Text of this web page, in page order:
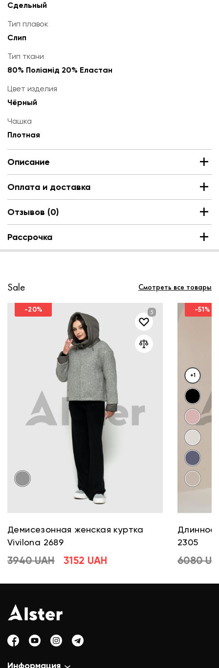
Сдельный
Тип плавок
Слип
Тип ткани
80% Поліамід 20% Еластан
Цвет изделия
Чёрный
Чашка
Плотная
Описание
Оплата и доставка
Отзывов (0)
Рассрочка
Sale Смотреть все товары
-20%
Демисезонная женская куртка
Vivilona 2689
3940 UAH 3152 UAH
-51%
+1
Длинное
2305
6080
Информация